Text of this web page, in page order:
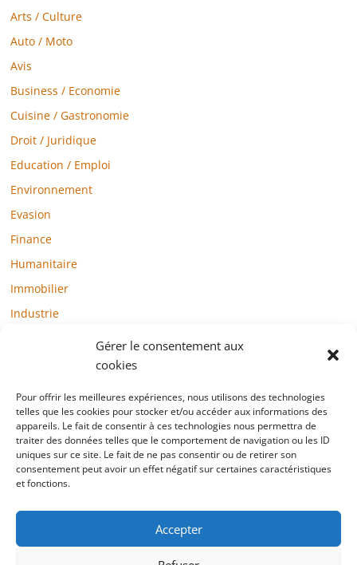
Gérer le consentement aux
cookies
Pour offrir les meilleures expériences, nous utilisons des technologies
telles que les cookies pour stocker et/ou accéder aux informations des
appareils. Le fait de consentir à ces technologies nous permettra de
traiter des données telles que le comportement de navigation ou les ID
uniques sur ce site. Le fait de ne pas consentir ou de retirer son
consentement peut avoir un effet négatif sur certaines caractéristiques
et fonctions.
Accepter
Arts / Culture
Auto / Moto
Avis
Business / Economie
Cuisine / Gastronomie
Droit / Juridique
Education / Emploi
Environnement
Evasion
Finance
Humanitaire
Immobilier
Industrie
Mode / Beauté / Bien-être
Santé
Société
Sports
Technologie / Internet